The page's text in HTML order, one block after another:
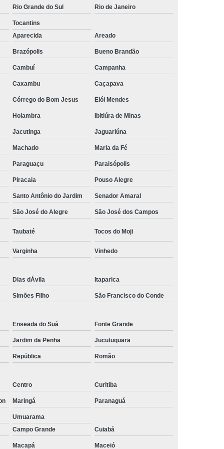
Rastreador Gps para Caminhão
para Caminhão Via Satélite
Rastreador Via Satélite para Caminhão
Sistema de Rastreamento de Caminhões
Especializada em Rastreador de Carro
Carro
Rastreador de Carro Belo Horizonte
Rastreador Gps para Carros
Rastreador Veicular para Carro
Rastreador Veicular para Frota
para Carros
Rastreador de Carros
em Carro
Rastreador Gps Carro
no Carro
Rastreador para Carro
Rastreador para Colocar no Carro
Empresa de Rastreamento de Automóveis
Carros
Rastreamento Carros Via Satélite
Rastreamento de Carros e Caminhões
Rastreamento de Carros Minas Gerais
Rastreamento de Carros Via Satélite
Gestão de Frotas Rastreamento
Rastreamento de Frota Veicular
Rastreamento de Frotas com Tecnologia Gps
Rastreamento e Gestão de Frotas
Frotas
Rastreamento Frota Gps
Rio Grande do Sul Rio de Janeiro
Tocantins
Aparecida Areado
Brazópolis Bueno Brandão
Cambuí Campanha
Caxambu Caçapava
Córrego do Bom Jesus Elói Mendes
Holambra Ibitiúra de Minas
Jacutinga Jaguariúna
Machado Maria da Fé
Paraguaçu Paraisópolis
Piracaia Pouso Alegre
Santo Antônio do Jardim Senador Amaral
São José do Alegre São José dos Campos
Taubaté Tocos do Moji
Varginha Vinhedo
Dias dÁvila Itaparica
Simões Filho São Francisco do Conde
Enseada do Suá Fonte Grande
Jardim da Penha Jucutuquara
República Romão
Centro Curitiba
Maringá Paranaguá
Umuarama
Campo Grande Cuiabá
Macapá Maceió